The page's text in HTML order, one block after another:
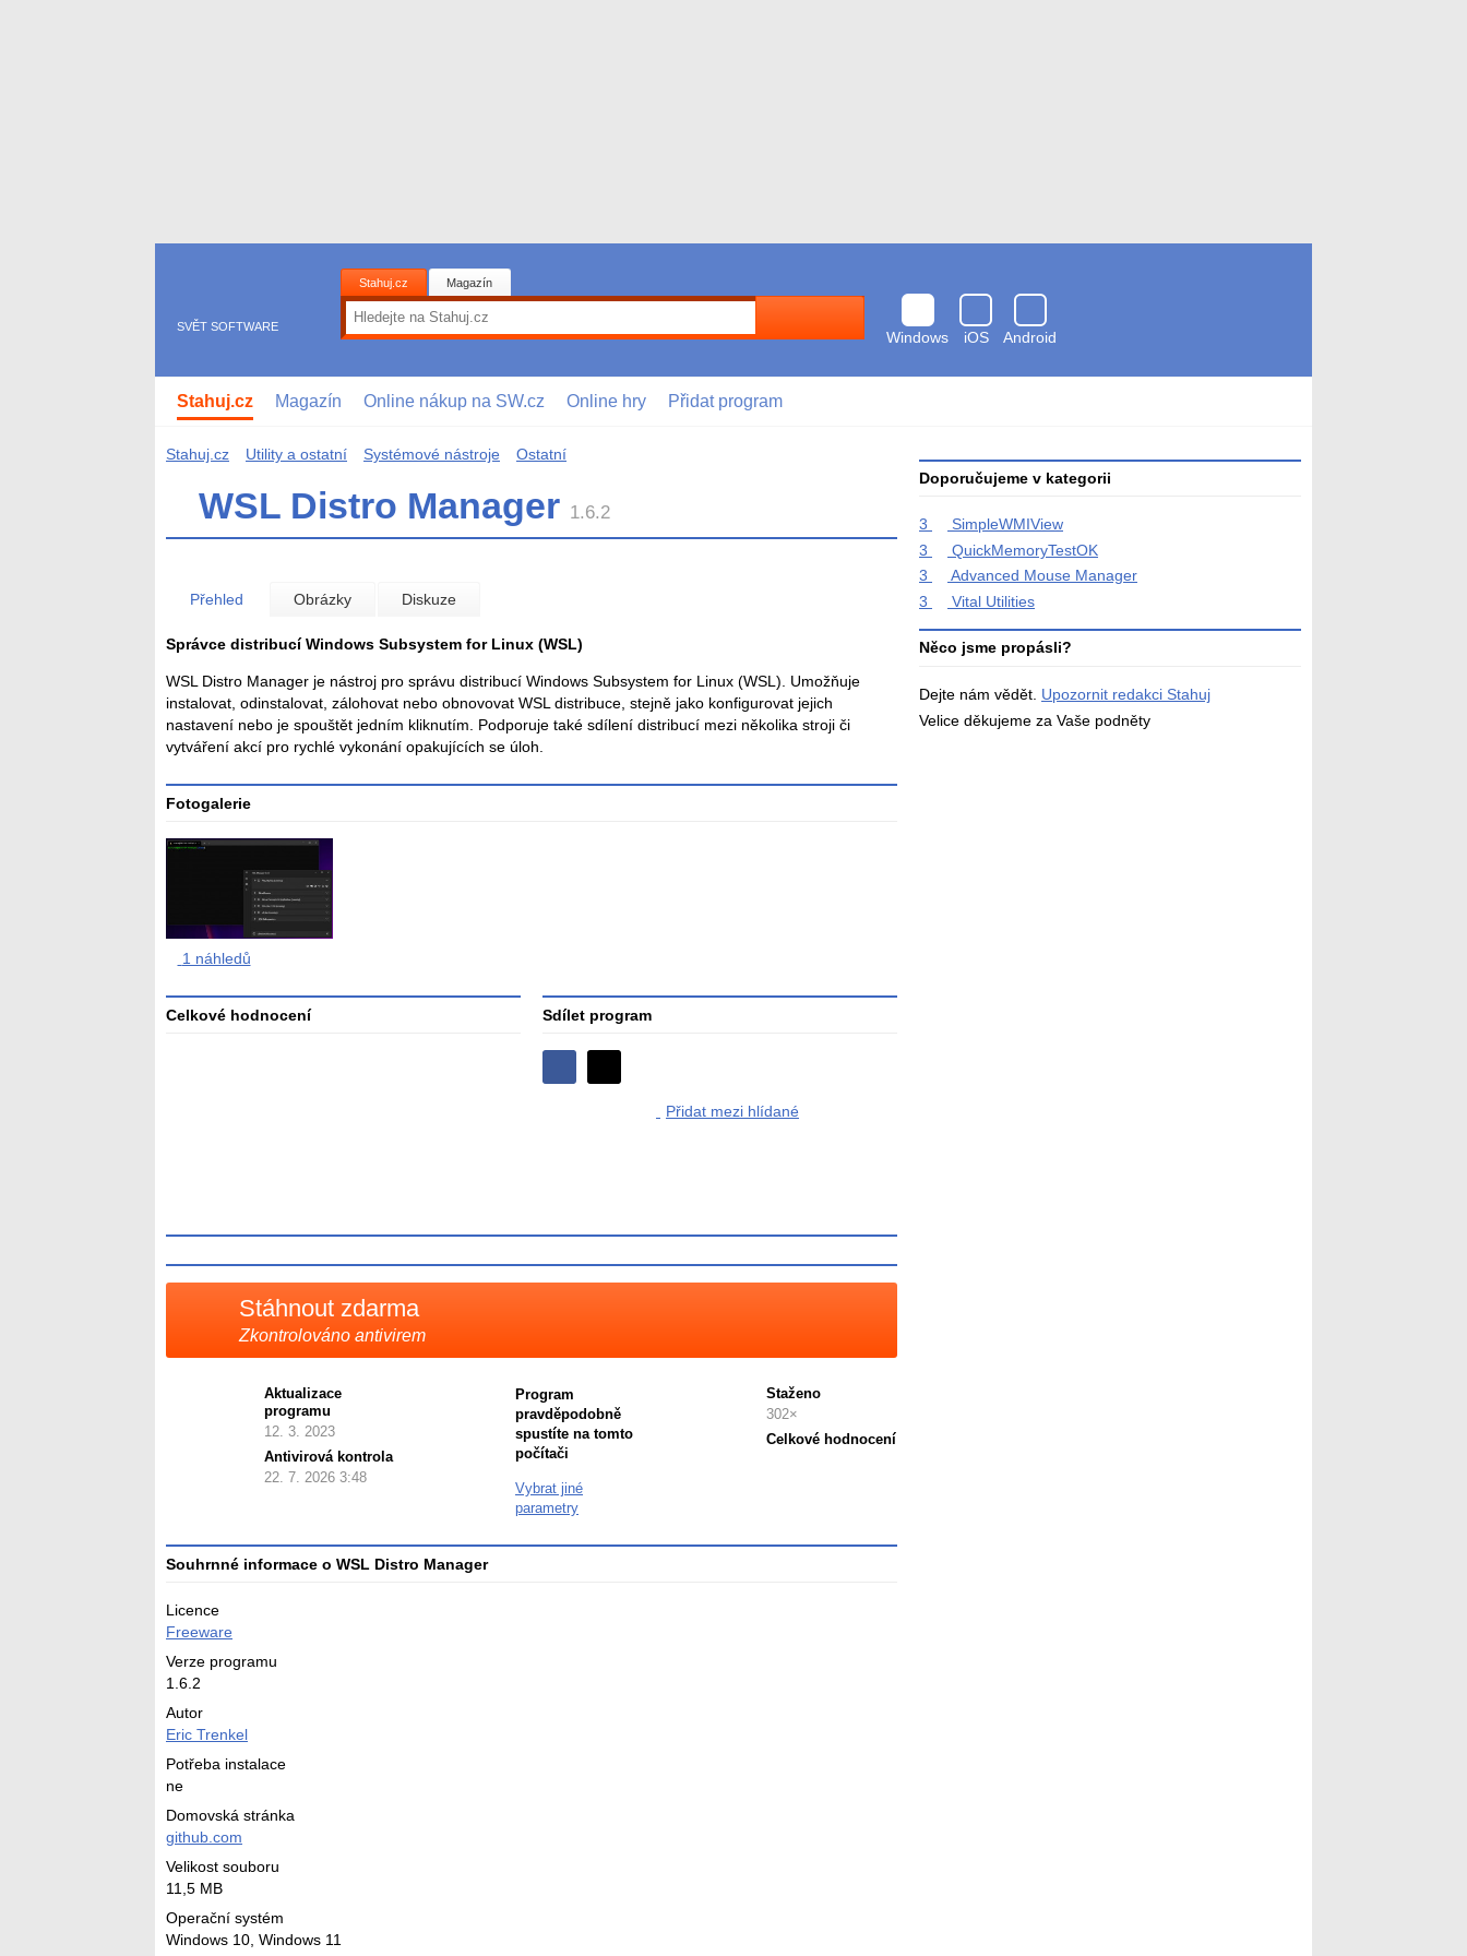
SVĚT SOFTWARE
Stahuj.cz Magazín
Windows
iOS
Android
antivirem
Stahuj.cz Magazín Online nákup na SW.cz Online hry Přidat program
Stahuj.cz Utility a ostatní Systémové nástroje Ostatní
WSL Distro Manager 1.6.2
Přehled Obrázky Diskuze
Správce distribucí Windows Subsystem for Linux (WSL)
WSL Distro Manager je nástroj pro správu distribucí Windows Subsystem for Linux (WSL). Umožňuje
instalovat, odinstalovat, zálohovat nebo obnovovat WSL distribuce, stejně jako konfigurovat jejich
nastavení nebo je spouštět jedním kliknutím. Podporuje také sdílení distribucí mezi několika stroji či
vytváření akcí pro rychlé vykonání opakujících se úloh.
Fotogalerie
1 náhledů
Celkové hodnocení Sdílet program
Sdílejte
Přidat mezi hlídané
Stáhnout zdarma
Zkontrolováno antivirem
Aktualizace
programu
12. 3. 2023
Antivirová kontrola
22. 7. 2026 3:48
Program
pravděpodobně
spustíte na tomto
počítači
Vybrat jiné
parametry
Staženo
302×
Celkové hodnocení
Souhrnné informace o WSL Distro Manager
Licence
Freeware
Verze programu
1.6.2
Autor
Eric Trenkel
Potřeba instalace
ne
Domovská stránka
github.com
Velikost souboru
11,5 MB
Operační systém
Windows 10, Windows 11
Doporučujeme v kategorii
3
SimpleWMIView
3
QuickMemoryTestOK
3
Advanced Mouse Manager
3
Vital Utilities
Něco jsme propásli?
Dejte nám vědět. Upozornit redakci Stahuj
Velice děkujeme za Vaše podněty